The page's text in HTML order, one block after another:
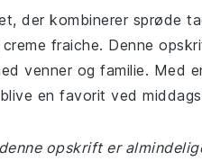
der kombinerer sprøde
fraiche. Denne
venner og familie. Med
en favorit ved
opskrift er